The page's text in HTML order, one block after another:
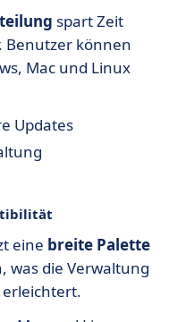
spart Zeit
Benutzer können
Mac und Linux
Updates
eine breite Palette
was die Verwaltung